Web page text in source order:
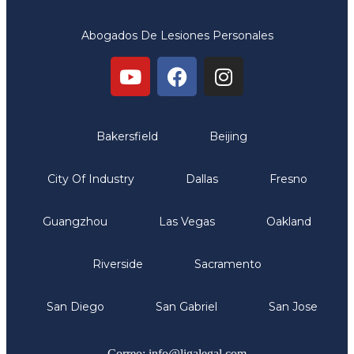
Abogados De Lesiones Personales
Bakersfield Beijing
City Of Industry Dallas Fresno
Guangzhou Las Vegas Oakland
Riverside Sacramento
San Diego San Gabriel San Jose